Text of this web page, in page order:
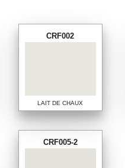
CRF002
LAIT DE CHAUX
CRF005-2